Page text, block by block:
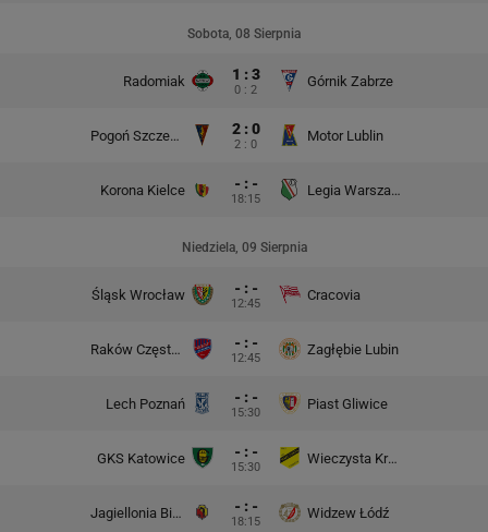
Sobota, 08 Sierpnia
Radomiak 1 : 3
0 : 2
Górnik Zabrze
Pogoń Szczecin 2 : 0
2 : 0
Motor Lublin
Korona Kielce - : -
18:15
Legia Warszawa
Niedziela, 09 Sierpnia
Śląsk Wrocław - : -
12:45
Cracovia
Raków Częstochowa - : -
12:45
Zagłębie Lubin
Lech Poznań - : -
15:30
Piast Gliwice
GKS Katowice - : -
15:30
Wieczysta Kraków
Jagiellonia Białystok - : -
18:15
Widzew Łódź